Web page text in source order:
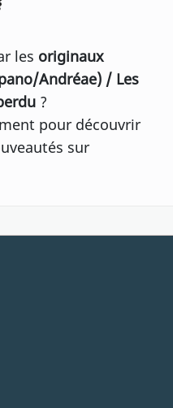
les originaux
Andréae) / Les
?
pour découvrir
sur